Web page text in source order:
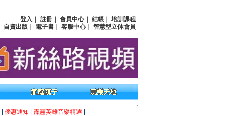
登入 註冊 會員中心｜ 結帳
培訓課程
自資出版 電子書 客服中心｜ 智慧型立体會員
優惠通知 霹靂英雄音樂精選